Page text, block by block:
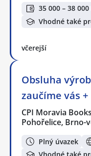
35 000 – 38 000
Vhodné také
včerejší
Obsluha
zaučíme vás +
CPI Moravia
Pohořelice, Brno-
Plný úvazek